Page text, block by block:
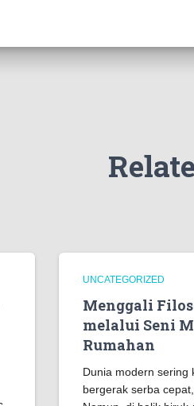
UNCATEGORIZED
Menggali
melalui Seni
Rumahan
Dunia modern sering
bergerak serba